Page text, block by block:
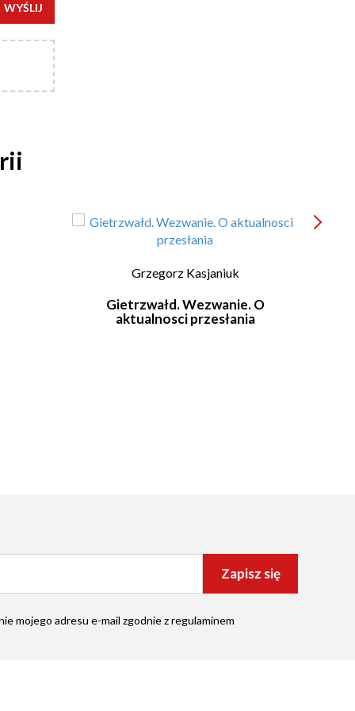
WYŚLIJ
Grzegorz Kasjaniuk
Gietrzwałd. Wezwanie. O
aktualnosci przesłania
Zapisz się
mojego adresu e-mail zgodnie zregulaminem